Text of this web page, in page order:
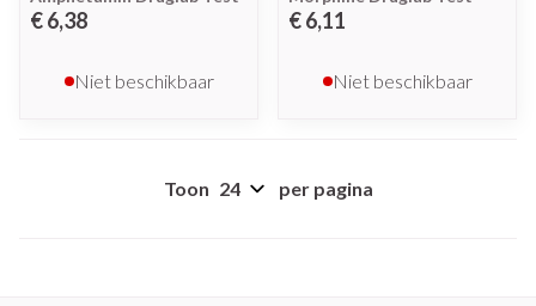
€ 6,38
Niet beschikbaar
€ 6,11
Niet beschikbaar
Toon per pagina